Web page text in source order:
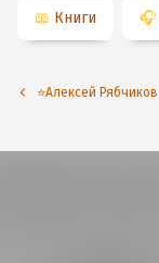
📖 Книги 🎧
⭐️Алексей Рябчиков